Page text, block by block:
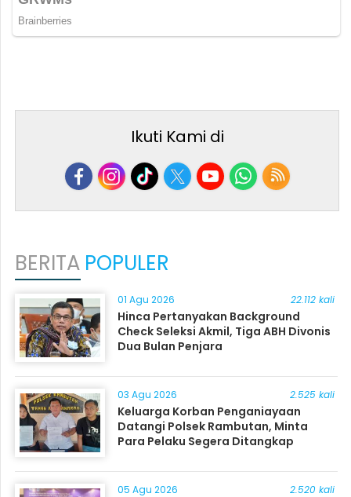
Ikuti Kami di
BERITA POPULER
01 Agu 2026 22.112 kali
Hinca Pertanyakan Background
Check Seleksi Akmil, Tiga ABH Divonis
Dua Bulan Penjara
03 Agu 2026 2.525 kali
Keluarga Korban Penganiayaan
Datangi Polsek Rambutan, Minta
Para Pelaku Segera Ditangkap
05 Agu 2026 2.520 kali